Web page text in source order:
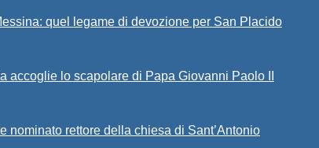
quel legame di devozione per San Placido
accoglie lo scapolare di Papa Giovanni Paolo II
nominato rettore della chiesa di Sant’Antonio